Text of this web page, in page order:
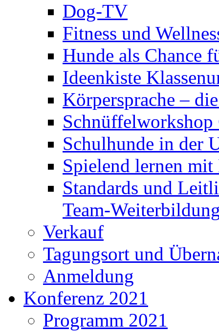
Dog-TV
Fitness und
Hunde als Chance
Ideenkiste
Körpersprache –
Schnüffelworkshop
Schulhunde in der
Spielend lernen mit
Standards und
Team-
Verkauf
Tagungsort und
Anmeldung
Konferenz 2021
Programm 2021